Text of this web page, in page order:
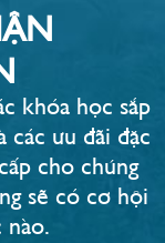
khóa học sắp
ưu đãi đặc
cho chúng
sẽ có cơ hội